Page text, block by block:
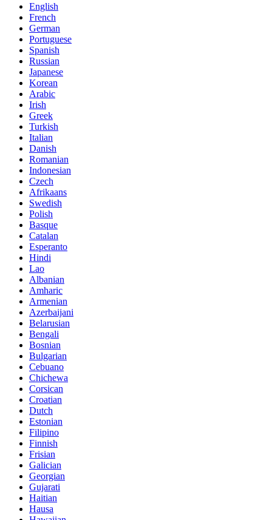
English
French
German
Portuguese
Spanish
Russian
Japanese
Korean
Arabic
Irish
Greek
Turkish
Italian
Danish
Romanian
Indonesian
Czech
Afrikaans
Swedish
Polish
Basque
Catalan
Esperanto
Hindi
Lao
Albanian
Amharic
Armenian
Azerbaijani
Belarusian
Bengali
Bosnian
Bulgarian
Cebuano
Chichewa
Corsican
Croatian
Dutch
Estonian
Filipino
Finnish
Frisian
Galician
Georgian
Gujarati
Haitian
Hausa